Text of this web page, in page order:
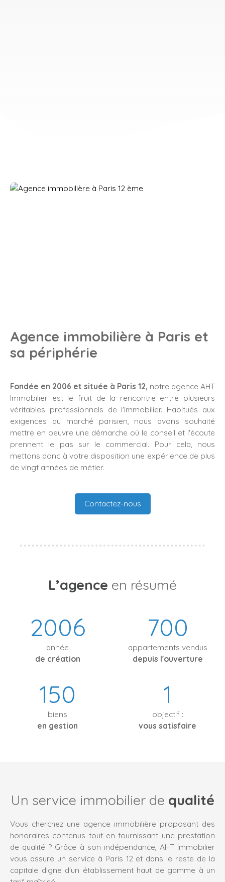
Agence immobilière à Paris et
sa périphérie
Fondée en 2006 et située à Paris 12, notre agence AHT
Immobilier est le fruit de la rencontre entre plusieurs
véritables professionnels de l'immobilier. Habitués aux
exigences du marché parisien, nous avons souhaité
mettre en oeuvre une démarche où le conseil et l'écoute
prennent le pas sur le commercial. Pour cela, nous
mettons donc à votre disposition une expérience de plus
de vingt années de métier.
Contactez-nous
L’agence en résumé
2006
année
de création
700
appartements vendus
depuis l'ouverture
150
biens
en gestion
1
objectif :
vous satisfaire
Un service immobilier de qualité
Vous cherchez une agence immobilière proposant des
honoraires contenus tout en fournissant une prestation
de qualité ? Grâce à son indépendance, AHT Immobilier
vous assure un service à Paris 12 et dans le reste de la
capitale digne d'un établissement haut de gamme à un